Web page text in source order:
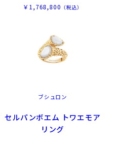
￥1,768,800 （税込）
ブシュロン
セルパンボエム トワエモア
リング